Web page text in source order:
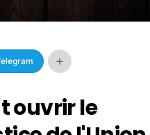
ouvrir le